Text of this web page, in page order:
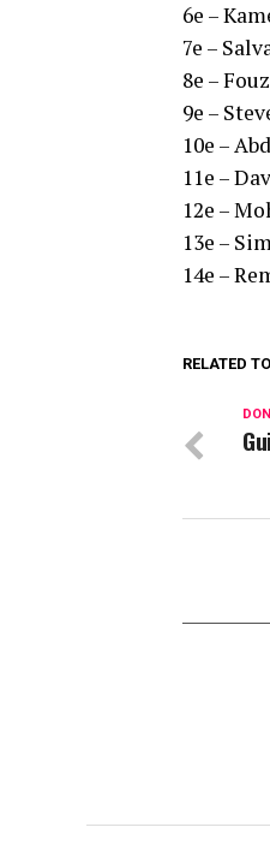
6e –
7e –
8e –
9e –
10e –
11e –
12e –
13e –
14e –
RELATED